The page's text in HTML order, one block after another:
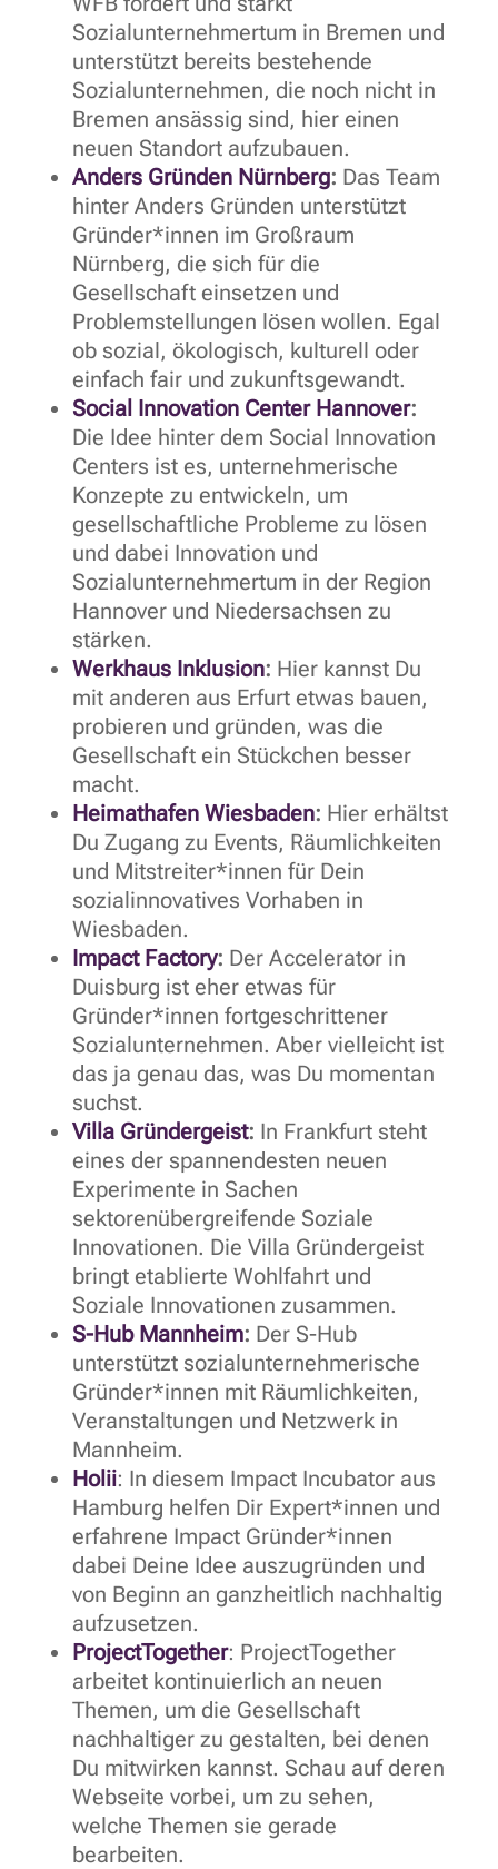
Sozialunternehmertum in Bremen und
unterstützt bereits bestehende
Sozialunternehmen, die noch nicht in
Bremen ansässig sind, hier einen
neuen Standort aufzubauen.
Anders Gründen Nürnberg: Das Team
hinter Anders Gründen unterstützt
Gründer*innen im Großraum
Nürnberg, die sich für die
Gesellschaft einsetzen und
Problemstellungen lösen wollen. Egal
ob sozial, ökologisch, kulturell oder
einfach fair und zukunftsgewandt.
Social Innovation Center Hannover:
Die Idee hinter dem Social Innovation
Centers ist es, unternehmerische
Konzepte zu entwickeln, um
gesellschaftliche Probleme zu lösen
und dabei Innovation und
Sozialunternehmertum in der Region
Hannover und Niedersachsen zu
stärken.
Werkhaus Inklusion: Hier kannst Du
mit anderen aus Erfurt etwas bauen,
probieren und gründen, was die
Gesellschaft ein Stückchen besser
macht.
Heimathafen Wiesbaden: Hier erhältst
Du Zugang zu Events, Räumlichkeiten
und Mitstreiter*innen für Dein
sozialinnovatives Vorhaben in
Wiesbaden.
Impact Factory: Der Accelerator in
Duisburg ist eher etwas für
Gründer*innen fortgeschrittener
Sozialunternehmen. Aber vielleicht ist
das ja genau das, was Du momentan
suchst.
Villa Gründergeist: In Frankfurt steht
eines der spannendesten neuen
Experimente in Sachen
sektorenübergreifende Soziale
Innovationen. Die Villa Gründergeist
bringt etablierte Wohlfahrt und
Soziale Innovationen zusammen.
S-Hub Mannheim: Der S-Hub
unterstützt sozialunternehmerische
Gründer*innen mit Räumlichkeiten,
Veranstaltungen und Netzwerk in
Mannheim.
Holii: In diesem Impact Incubator aus
Hamburg helfen Dir Expert*innen und
erfahrene Impact Gründer*innen
dabei Deine Idee auszugründen und
von Beginn an ganzheitlich nachhaltig
aufzusetzen.
ProjectTogether: ProjectTogether
arbeitet kontinuierlich an neuen
Themen, um die Gesellschaft
nachhaltiger zu gestalten, bei denen
Du mitwirken kannst. Schau auf deren
Webseite vorbei, um zu sehen,
welche Themen sie gerade
bearbeiten.